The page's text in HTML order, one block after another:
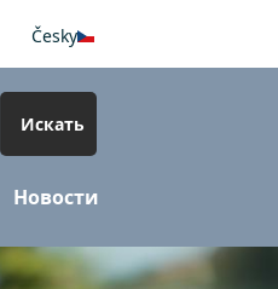
Česky
Искать
Новости